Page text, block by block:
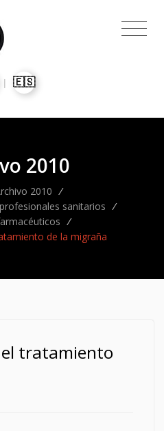
| 🇪🇸
2010
2010 /
sanitarios /
/
de la migraña
el tratamiento